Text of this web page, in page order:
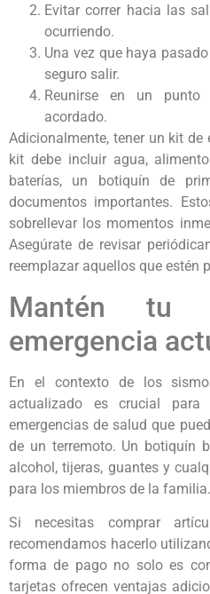
Evitar correr hacia las
ocurriendo.
Una vez que haya
seguro salir.
Reunirse en un punto
acordado.
Adicionalmente, tener un kit de
kit debe incluir agua,
baterías, un botiquín de
documentos importantes.
sobrellevar los momentos
Asegúrate de revisar
reemplazar aquellos que estén
Mantén tu
emergencia
En el contexto de los
actualizado es crucial para
emergencias de salud que
de un terremoto. Un botiquín
alcohol, tijeras, guantes y
para los miembros de la familia.
Si necesitas comprar
recomendamos hacerlo
forma de pago no solo es
tarjetas ofrecen ventajas